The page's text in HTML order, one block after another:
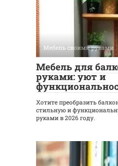
Мебель своими руками
Мебель для
руками: уют и
Хотите преобразить
стильную и
руками в 2026 году.